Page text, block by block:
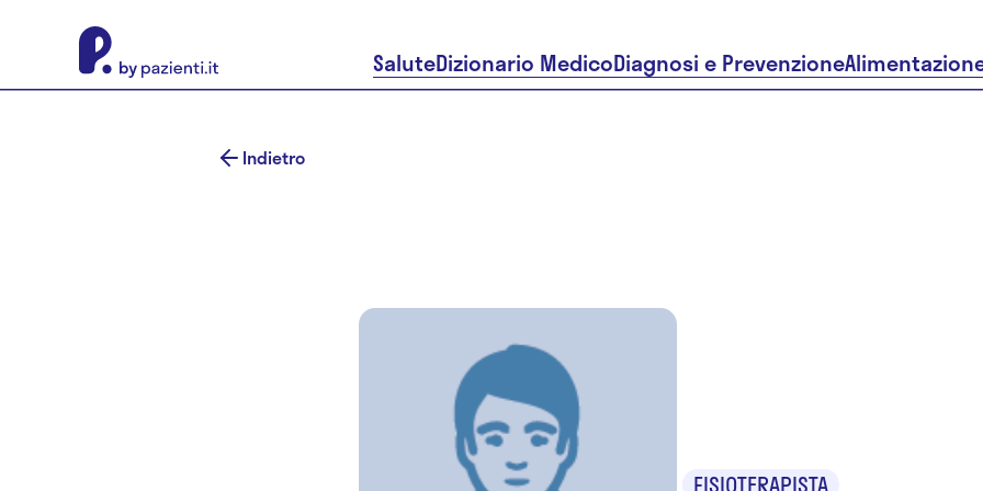
SaluteDizionario MedicoDiagnosi e Prevenzione
Indietro
FISIOTERAPISTA